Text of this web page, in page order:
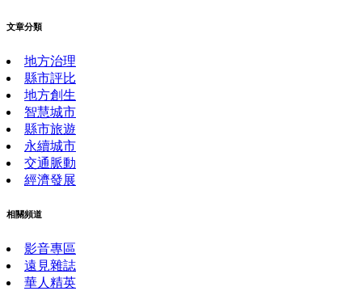
文章分類
地方治理
縣市評比
地方創生
智慧城市
縣市旅遊
永續城市
交通脈動
經濟發展
相關頻道
影音專區
遠見雜誌
華人精英